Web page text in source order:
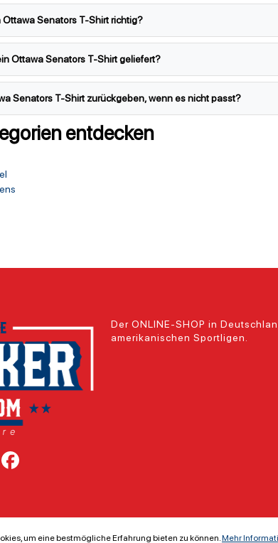
Senators T-Shirt richtig?
Ottawa Senators T-Shirt geliefert?
Senators T-Shirt zurückgeben, wenn es nicht passt?
entdecken
Der ONLINE-SHOP in
amerikanischen Sportligen.
um eine bestmögliche Erfahrung bieten zu können.Mehr